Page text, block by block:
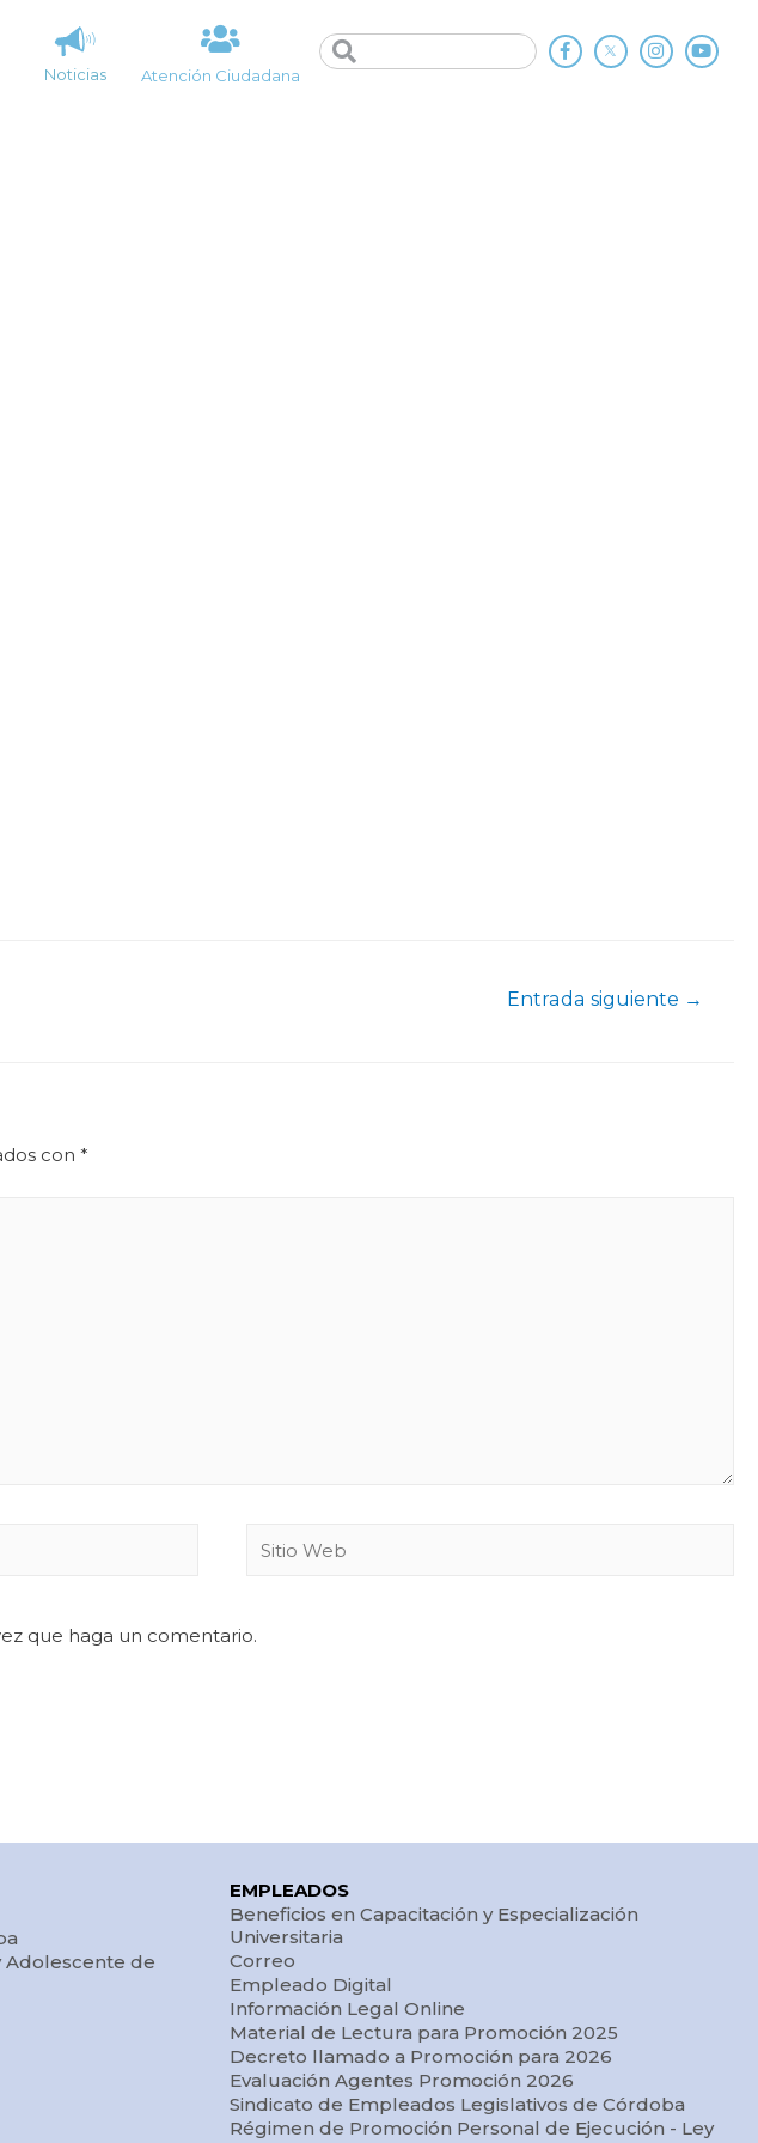
Noticias Atención Ciudadana
Entrada siguiente →
con *
que haga un comentario.
Adolescente de
EMPLEADOS
Beneficios en Capacitación y Especialización
Universitaria
Correo
Empleado Digital
Información Legal Online
Material de Lectura para Promoción 2025
Decreto llamado a Promoción para 2026
Evaluación Agentes Promoción 2026
Sindicato de Empleados Legislativos de Córdoba
Régimen de Promoción Personal de Ejecución - Ley